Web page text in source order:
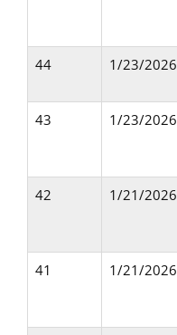
44
1/23/2026
43
1/23/2026
42
1/21/2026
41
1/21/2026